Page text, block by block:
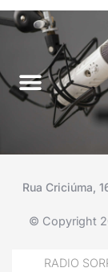
Rua Criciúma,
© Copyright
RADIO